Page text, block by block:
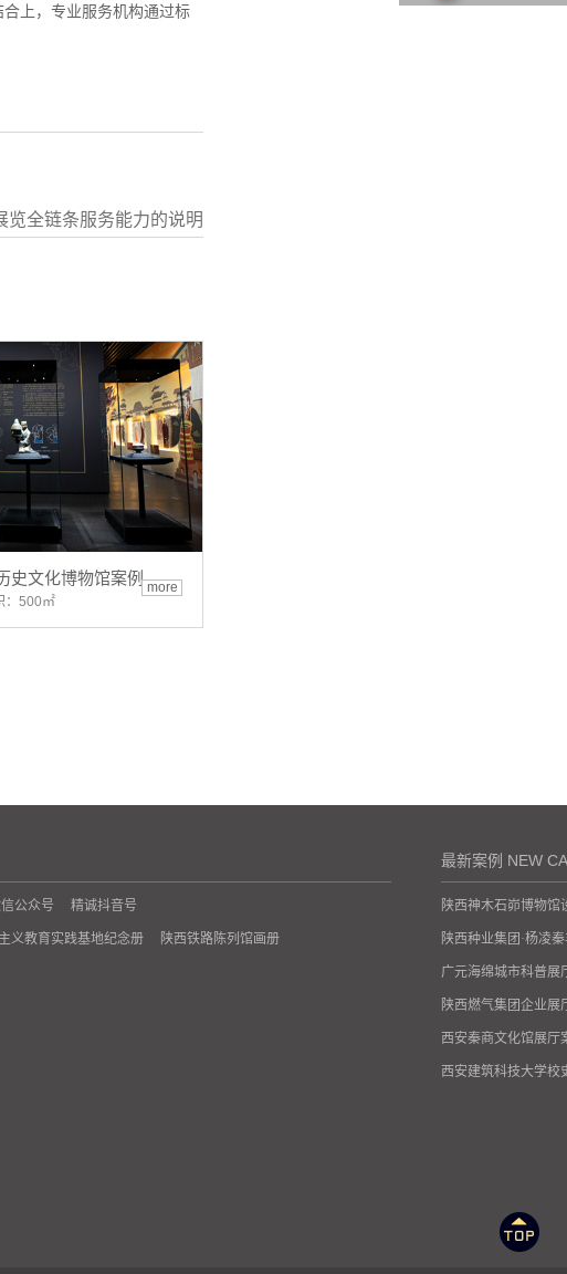
上，专业服务机构通过标
览全链条服务能力的说明
史文化博物馆案例
：500㎡
more
公众号 精诚抖音号
义教育实践基地纪念册 陕西铁路陈列馆画册
最新案例 NEW
陕西神木石峁博物馆
陕西种业集团·杨凌
广元海绵城市科普展
陕西燃气集团企业展
西安秦商文化馆展厅
西安建筑科技大学校